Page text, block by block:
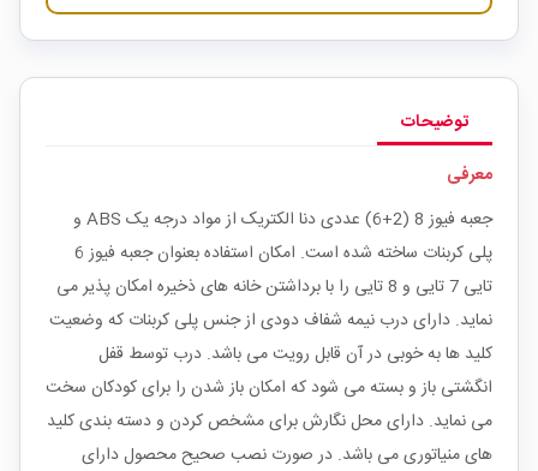
توضیحات
معرفی
جعبه فیوز 8 (2+6) عددی دنا الکتریک از مواد درجه یک ABS و
پلی کربنات ساخته شده است. امکان استفاده بعنوان جعبه فیوز 6
تایی 7 تایی و 8 تایی را با برداشتن خانه های ذخیره امکان پذیر می
نماید. دارای درب نیمه شفاف دودی از جنس پلی کربنات که وضعیت
کلید ها به خوبی در آن قابل رویت می باشد. درب توسط قفل
انگشتی باز و بسته می شود که امکان باز شدن را برای کودکان سخت
می نماید. دارای محل نگارش برای مشخص کردن و دسته بندی کلید
های منیاتوری می باشد. در صورت نصب صحیح محصول دارای